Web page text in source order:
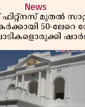
News
ഫിറ്റ്നസ് മുതൽ
50-ലേറെ